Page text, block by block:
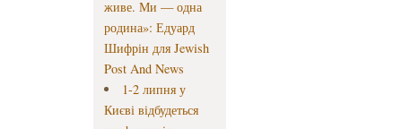
живе. Ми — одна
родина»: Едуард
Шифрін для Jewish
Post And News
1-2 липня у
Києві відбудеться